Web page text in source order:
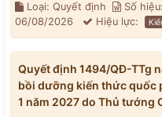
Loại: Quyết định Số
06/08/2026
Hiệu lực:
Quyết định 1494/QĐ-TTg
bồi dưỡng kiến thức quốc
1 năm 2027 do Thủ tướng